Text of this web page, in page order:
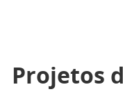
Projetos